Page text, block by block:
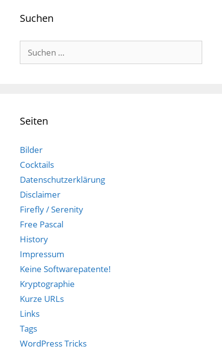
Suchen
Suchen
nach:
Seiten
Bilder
Cocktails
Datenschutzerklärung
Disclaimer
Firefly / Serenity
Free Pascal
History
Impressum
Keine Softwarepatente!
Kryptographie
Kurze URLs
Links
Tags
WordPress Tricks